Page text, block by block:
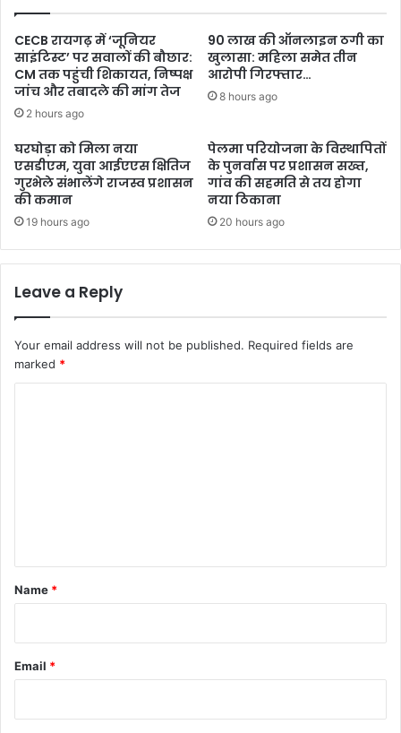
CECB रायगढ़ में ‘जूनियर
साइंटिस्ट’ पर सवालों की बौछार:
CM तक पहुंची शिकायत, निष्पक्ष
जांच और तबादले की मांग तेज
2 hours ago
90 लाख की ऑनलाइन ठगी का
खुलासा: महिला समेत तीन
आरोपी गिरफ्तार…
8 hours ago
घरघोड़ा को मिला नया
एसडीएम, युवा आईएएस क्षितिज
गुरभेले संभालेंगे राजस्व प्रशासन
की कमान
19 hours ago
पेलमा परियोजना के विस्थापितों
के पुनर्वास पर प्रशासन सख्त,
गांव की सहमति से तय होगा
नया ठिकाना
20 hours ago
Leave a Reply
Your email address will not be published. Required fields are
marked *
*
Name *
Email *